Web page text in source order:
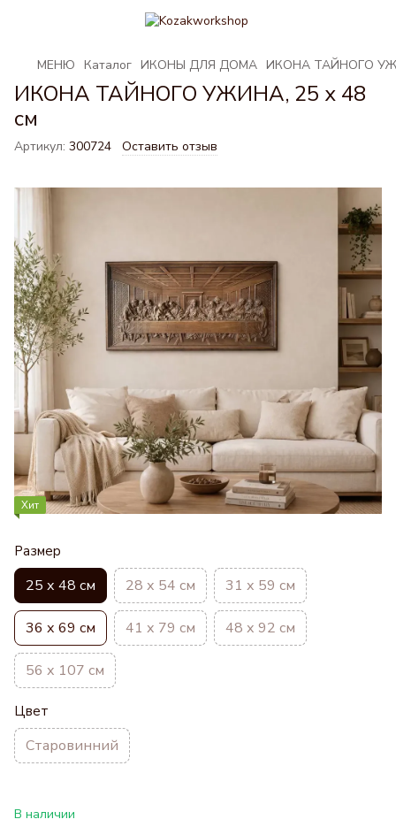
МЕНЮ Каталог ИКОНЫ ДЛЯ ДОМА ИКОНА ТАЙНОГО
ИКОНА ТАЙНОГО УЖИНА, 25 х 48
см
Артикул: 300724 Оставить отзыв
Хит
Размер
25 х 48 см 28 х 54 см 31 х 59 см
36 х 69 см 41 х 79 см 48 х 92 см
56 х 107 см
Цвет
Старовинний
В наличии